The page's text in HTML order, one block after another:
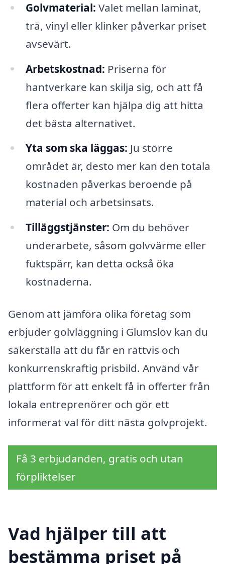
Golvmaterial: Valet mellan laminat,
trä, vinyl eller klinker påverkar priset
avsevärt.
Arbetskostnad: Priserna för
hantverkare kan skilja sig, och att få
flera offerter kan hjälpa dig att hitta
det bästa alternativet.
Yta som ska läggas: Ju större
området är, desto mer kan den totala
kostnaden påverkas beroende på
material och arbetsinsats.
Tilläggstjänster: Om du behöver
underarbete, såsom golvvärme eller
fuktspärr, kan detta också öka
kostnaderna.
Genom att jämföra olika företag som
erbjuder golvläggning i Glumslöv kan du
säkerställa att du får en rättvis och
konkurrenskraftig prisbild. Använd vår
plattform för att enkelt få in offerter från
lokala entreprenörer och gör ett
informerat val för ditt nästa golvprojekt.
Få 3 erbjudanden, gratis och utan
förpliktelser
Vad hjälper till att
bestämma priset på